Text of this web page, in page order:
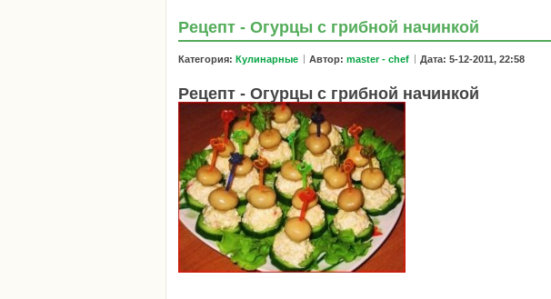
Рецепт - Огурцы с грибной начинкой
Категория: Кулинарные Автор: master - chef Дата: 5-12-2011, 22:58
Рецепт - Огурцы с грибной начинкой